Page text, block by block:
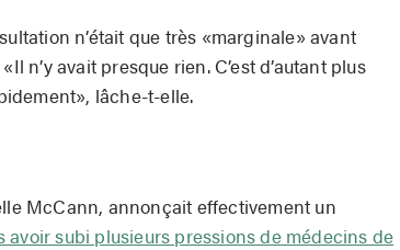
n’était que très «marginale» avant
n’y avait presque rien. C’est d’autant plus
lâche-t-elle.
McCann, annonçait effectivement un
avoir subi plusieurs pressions de médecins de